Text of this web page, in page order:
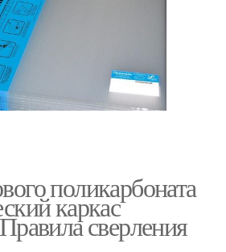
поликарбоната
каркас
сверления